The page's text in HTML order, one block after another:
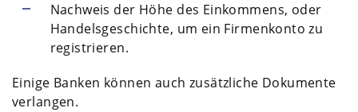
Nachweis der Höhe des Einkommens, oder
Handelsgeschichte, um ein Firmenkonto zu
registrieren.
Einige Banken können auch zusätzliche Dokumente
verlangen.